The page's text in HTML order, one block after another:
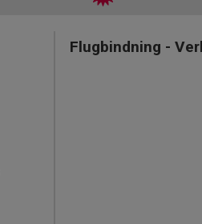
Flugbindning -